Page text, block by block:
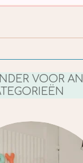
VOOR